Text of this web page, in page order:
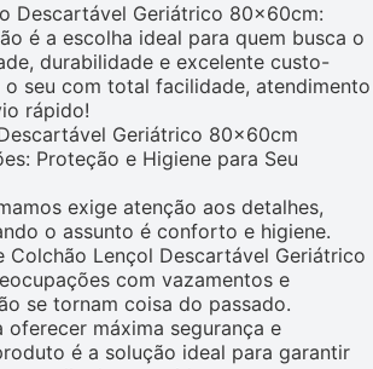
Descartável Geriátrico 80x60cm:
é a escolha ideal para quem busca o
durabilidade e excelente custo-
o seu com total facilidade, atendimento
rápido!
Geriátrico 80x60cm
Proteção e Higiene para Seu
exige atenção aos detalhes,
o assunto é conforto e higiene.
Colchão Lençol Descartável Geriátrico
com vazamentos e
se tornam coisa do passado.
oferecer máxima segurança e
é a solução ideal para garantir